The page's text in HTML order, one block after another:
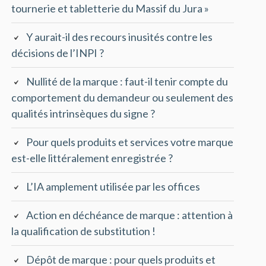
tournerie et tabletterie du Massif du Jura »
Y aurait-il des recours inusités contre les
décisions de l’INPI ?
Nullité de la marque : faut-il tenir compte du
comportement du demandeur ou seulement des
qualités intrinsèques du signe ?
Pour quels produits et services votre marque
est-elle littéralement enregistrée ?
L’IA amplement utilisée par les offices
Action en déchéance de marque : attention à
la qualification de substitution !
Dépôt de marque : pour quels produits et